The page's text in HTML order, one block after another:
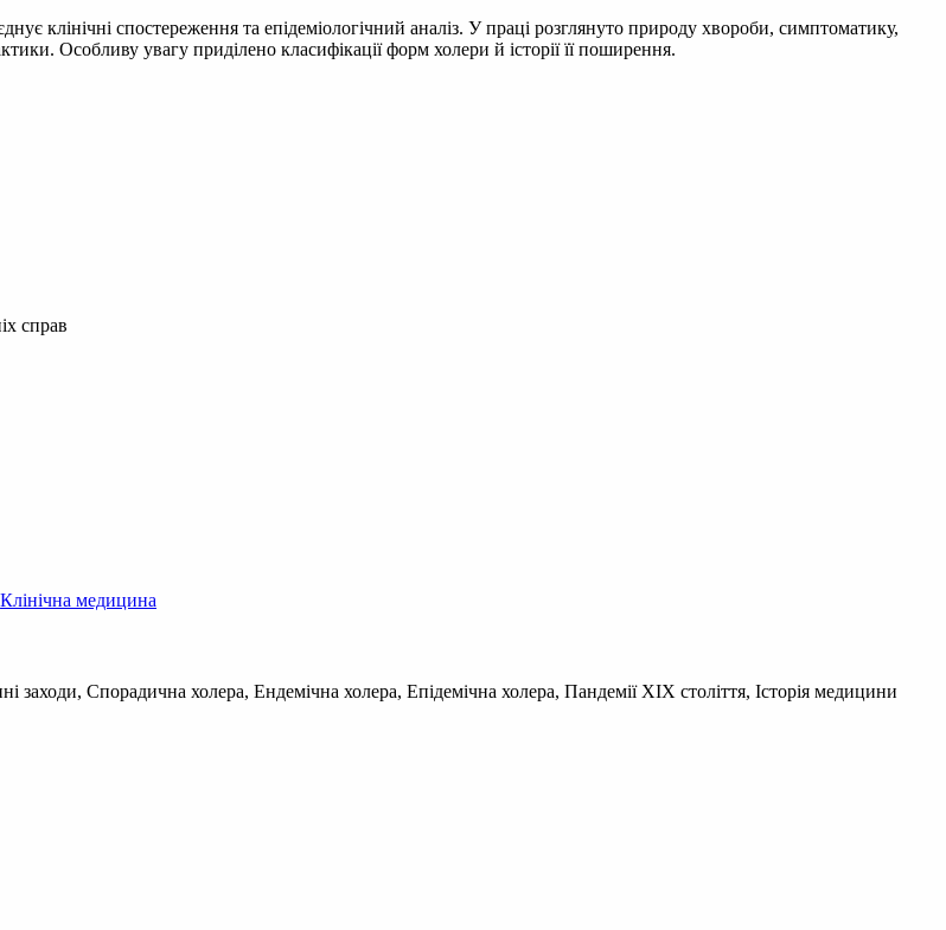
спостереження та епідеміологічний аналіз. У праці розглянуто природу хвороби, симптоматику,
Особливу увагу приділено класифікації форм холери й історії її поширення.
справ
Клінічна медицина
заходи, Спорадична холера, Ендемічна холера, Епідемічна холера, Пандемії ХІХ століття, Історія медицини